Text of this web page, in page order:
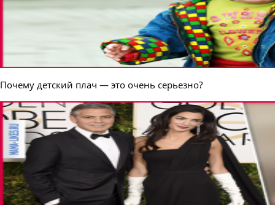
Почему детский плач — это очень серьезно?